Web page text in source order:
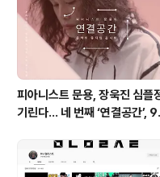
독하기: https://
피아니스트 문용, 장욱진 심플
기린다… 네 번째 ‘연결공간’, 9